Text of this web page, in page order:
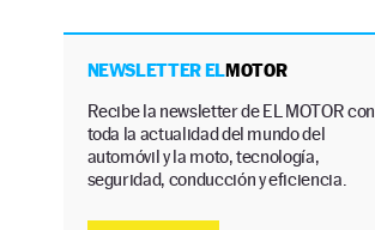
NEWSLETTER ELMOTOR
Recibe la newsletter de EL MOTOR con
toda la actualidad del mundo del
automóvil y la moto, tecnología,
seguridad, conducción y eficiencia.